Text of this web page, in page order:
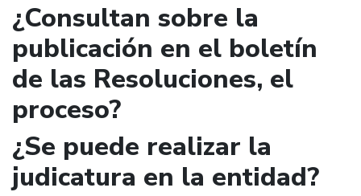
¿Consultan sobre la
publicación en el boletín
de las Resoluciones, el
proceso?
¿Se puede realizar la
judicatura en la entidad?